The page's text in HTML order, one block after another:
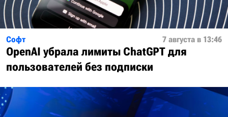
Софт 7 августа в 13:46
OpenAI убрала лимиты ChatGPT для
пользователей без подписки